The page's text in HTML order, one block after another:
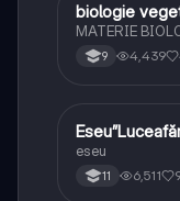
Biologie
biologie
MATERIE
9 4,439
Limba și
eseu
11 6,511